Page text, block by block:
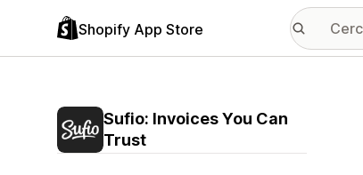
Shopify App Store
Sufio: Invoices You Can
Trust